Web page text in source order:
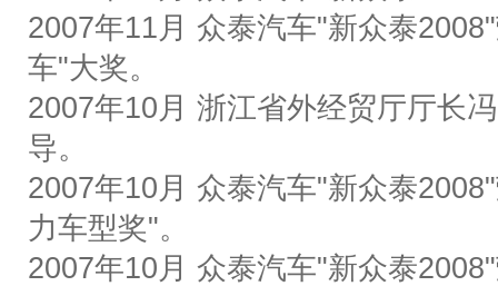
2007年11月 众泰汽车"新众泰2008"
车"大奖。
2007年10月 浙江省外经贸厅厅长
导。
2007年10月 众泰汽车"新众泰2008"
力车型奖"。
2007年10月 众泰汽车"新众泰2008"